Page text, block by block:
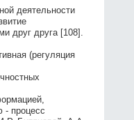
деятельности
друг друга [108].
(регуляция
- процесс